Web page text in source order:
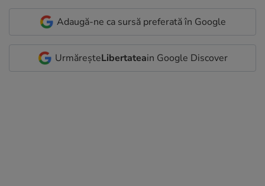
Adaugă-ne ca sursă preferată în Google
UrmăreșteLibertateain Google Discover